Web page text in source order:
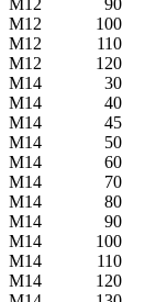
М12
100
М12
110
М12
120
М14
30
М14
40
М14
45
М14
50
М14
60
М14
70
М14
80
М14
90
М14
100
М14
110
М14
120